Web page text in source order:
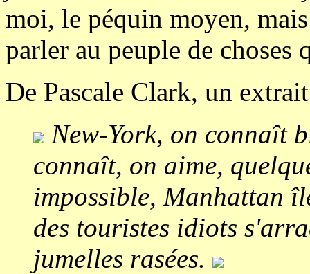
moi, le péquin moyen,
parler au peuple de choses
De Pascale Clark, un
New-York, on connaît
connaît, on aime,
impossible, Manhattan
des touristes idiots
jumelles rasées.